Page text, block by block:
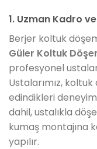
1. Uzman Kadro
Berjer koltuk
Güler Koltuk
profesyonel
Ustalarımız,
edindikleri
dahil, ustalıkla
kumaş montajına
yapılır.